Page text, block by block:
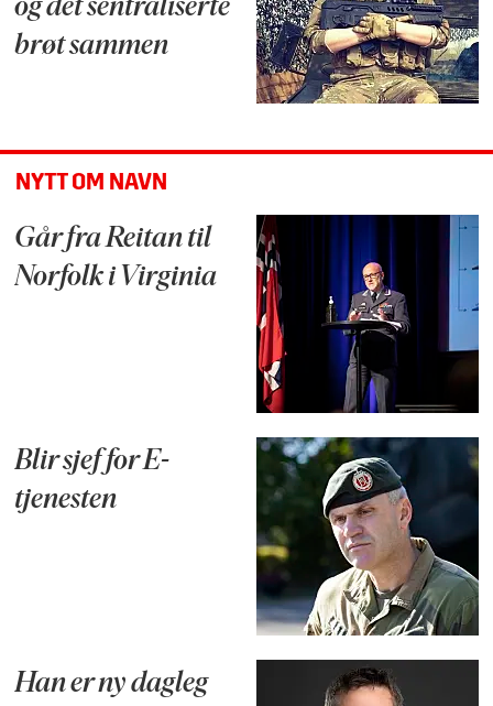
og det sentraliserte
brøt sammen
NYTT OM NAVN
Går fra Reitan til
Norfolk i Virginia
Blir sjef for E-
tjenesten
Han er ny dagleg